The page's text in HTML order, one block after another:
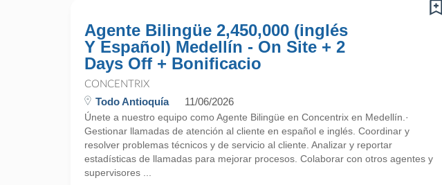
Agente Bilingüe 2,450,000 (inglés
Y Español) Medellín - On Site + 2
Days Off + Bonificacio
CONCENTRIX
Todo Antioquía 11/06/2026
Únete a nuestro equipo como Agente Bilingüe en Concentrix en Medellín.·
Gestionar llamadas de atención al cliente en español e inglés. Coordinar y
resolver problemas técnicos y de servicio al cliente. Analizar y reportar
estadísticas de llamadas para mejorar procesos. Colaborar con otros agentes y
supervisores ...